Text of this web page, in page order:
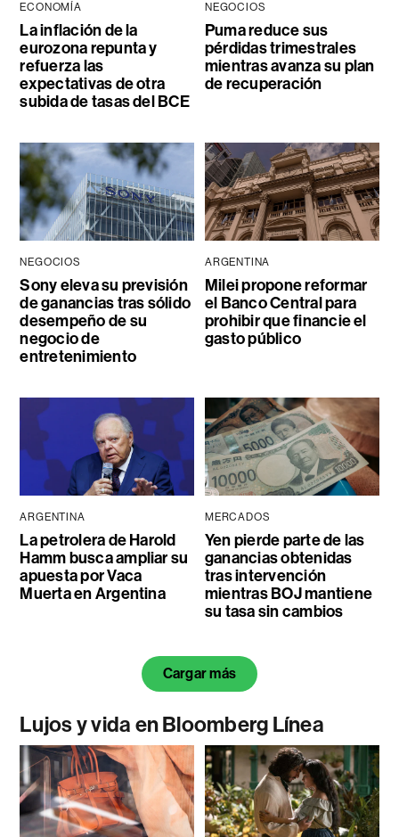
ECONOMÍA
La inflación de la
eurozona repunta y
refuerza las
expectativas de otra
subida de tasas del BCE
NEGOCIOS
Puma reduce sus
pérdidas trimestrales
mientras avanza su plan
de recuperación
NEGOCIOS
Sony eleva su previsión
de ganancias tras sólido
desempeño de su
negocio de
entretenimiento
ARGENTINA
Milei propone reformar
el Banco Central para
prohibir que financie el
gasto público
ARGENTINA
La petrolera de Harold
Hamm busca ampliar su
apuesta por Vaca
Muerta en Argentina
MERCADOS
Yen pierde parte de las
ganancias obtenidas
tras intervención
mientras BOJ mantiene
su tasa sin cambios
Cargar más
Lujos y vida en Bloomberg Línea